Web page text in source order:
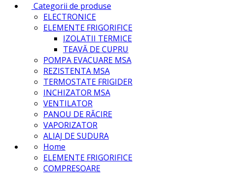
Categorii de produse
ELECTRONICE
ELEMENTE FRIGORIFICE
IZOLATII TERMICE
TEAVĂ DE CUPRU
POMPA EVACUARE MSA
REZISTENTA MSA
TERMOSTATE FRIGIDER
INCHIZATOR MSA
VENTILATOR
PANOU DE RĂCIRE
VAPORIZATOR
ALIAJ DE SUDURA
Home
ELEMENTE FRIGORIFICE
COMPRESOARE